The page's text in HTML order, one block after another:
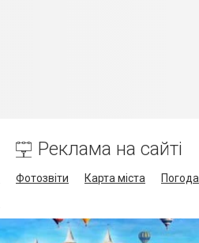
Реклама на сайті
Фотозвіти Карта міста
Погода